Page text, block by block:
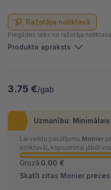
Ražotāja noliktavā
Piegādes laiks no ražotāja
Produkta apraksts
3.75 €/gab
Uzmanību:
Lai veiktu pasūtījumu Monier
noliktavā), kopsummai jābūt
Grozā:0.00 €
Skatīt citas Monier preces